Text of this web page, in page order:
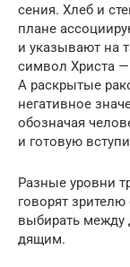
сения. Хлеб и
плане
и указывают на
символ Христа
А раскрытые
негативное
обозначая
и готовую
Разные уровни
говорят
выбирать
дящим.